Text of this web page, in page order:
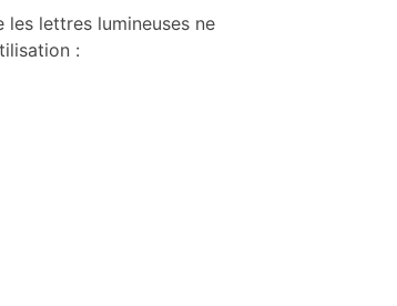
les lettres lumineuses ne
: